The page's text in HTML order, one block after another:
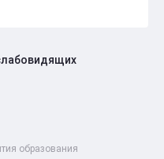
образования